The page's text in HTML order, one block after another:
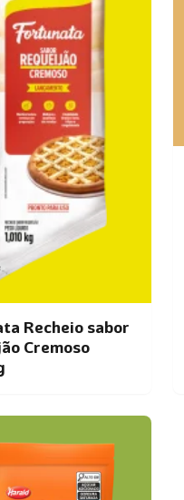
Recheio sabor
Cremoso